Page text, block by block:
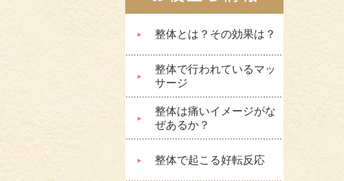
整体とは？その効果は？
整体で行われているマッ
サージ
整体は痛いイメージがな
ぜあるか？
整体で起こる好転反応